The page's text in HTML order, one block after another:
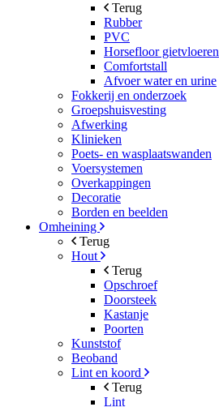
Terug
Rubber
PVC
Horsefloor gietvloeren
Comfortstall
Afvoer water en urine
Fokkerij en onderzoek
Groepshuisvesting
Afwerking
Klinieken
Poets- en wasplaatswanden
Voersystemen
Overkappingen
Decoratie
Borden en beelden
Omheining
Terug
Hout
Terug
Opschroef
Doorsteek
Kastanje
Poorten
Kunststof
Beoband
Lint en koord
Terug
Lint